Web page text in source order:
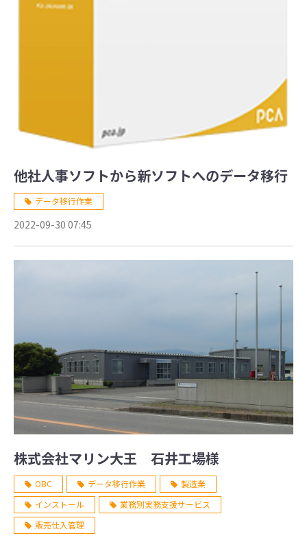
他社人事ソフトから新ソフトへのデータ移行
データ移行作業
2022-09-30 07:45
株式会社マリン大王 石井工場様
OBC データ移行作業
製造業
インストール
業務別実務支援サービス
販売仕入管理